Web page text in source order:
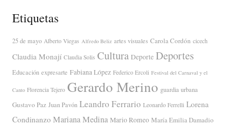
Etiquetas
25 de mayo Alberto Viegas Alfredo Beliz artes visuales Carola Cordón cicech
Claudia Monají Claudia Solis Cultura Deporte Deportes
Educación expresarte Fabiana López Federico Ercoli Festival del Carnaval y el
Canto Florencia Tejero Gerardo Merino guardia urbana
Gustavo Paz Juan Pavón Leandro Ferrario Leonardo Ferrelli Lorena
Condinanzo Mariana Medina Mario Romeo María Emilia Damadio